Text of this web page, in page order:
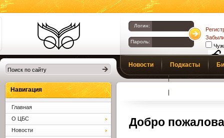
Библиотеки
Клина. Клинская
ЦБС.
Логин:
Пароль:
Новости Подкасты
Добро
Навигация
Главная
О ЦБС
Новости